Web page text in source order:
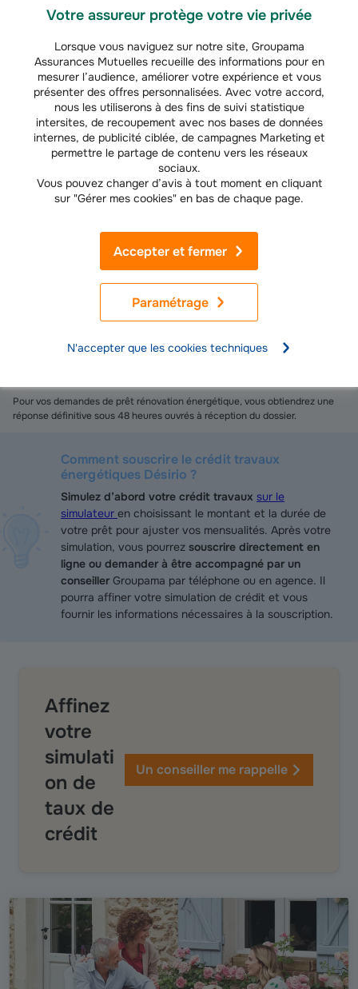
Votre assureur protège votre vie privée
Lorsque vous naviguez sur notre site, Groupama
Assurances Mutuelles recueille des informations pour en
mesurer l’audience, améliorer votre expérience et vous
présenter des offres personnalisées. Avec votre accord,
nous les utiliserons à des fins de suivi statistique
intersites, de recoupement avec nos bases de données
internes, de publicité ciblée, de campagnes Marketing et
permettre le partage de contenu vers les réseaux
sociaux.
Vous pouvez changer d’avis à tout moment en cliquant
sur "Gérer mes cookies" en bas de chaque page.
Paramétrage
Accepter et fermer
N'accepter que les cookies techniques
Relevé d’identité bancaire (RIB).
À savoir
Pour bénéficier du taux préférentiel du crédit
rénovation énergétique, il faudra justifier que les
travaux sont bien des travaux énergétiques et qu’ils
sont réalisés par un professionnel labellisé RGE
(Reconnu Garant de l'Environnement) avec un
document de moins de 3 mois.
Les conditions de remboursement
Les modalités de remboursement d’un crédit travaux énergétiques, ainsi
que la durée du crédit et le montant des mensualités, sont déterminées en
fonction de votre capacité de remboursement. La durée maximale de
remboursement du crédit Désirio varie en fonction du montant emprunté,
Pour vos demandes de prêt rénovation énergétique, vous obtiendrez une
réponse définitive sous 48 heures ouvrés à réception du dossier.
Comment souscrire le crédit travaux
énergétiques Désirio ?
Simulez d’abord votre crédit travaux sur le
simulateur en choisissant le montant et la durée de
votre prêt pour ajuster vos mensualités. Après votre
simulation, vous pourrez souscrire directement en
ligne ou demander à être accompagné par un
conseiller Groupama par téléphone ou en agence. Il
pourra affiner votre simulation de crédit et vous
fournir les informations nécessaires à la souscription.
Affinez
votre
simulati
on de
taux de
crédit
Un conseiller me rappelle